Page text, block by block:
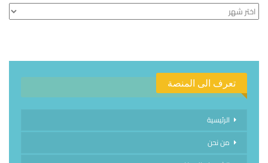
الأرشيف
تعرف الى المنصة
الرئيسية
من نحن